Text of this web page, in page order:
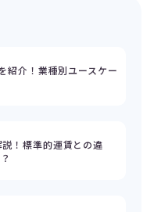
紹介！業種別ユースケー
！標準的運賃との違